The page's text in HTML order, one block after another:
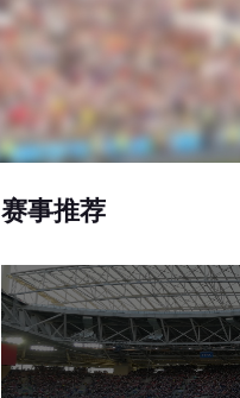
赛事推荐